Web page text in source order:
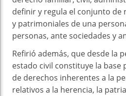
definir y regula el conjunto de
y patrimoniales de una
personas, ante sociedades y
Refirió además, que desde la
estado civil constituye la base
de derechos inherentes a la
relativos a la herencia, la